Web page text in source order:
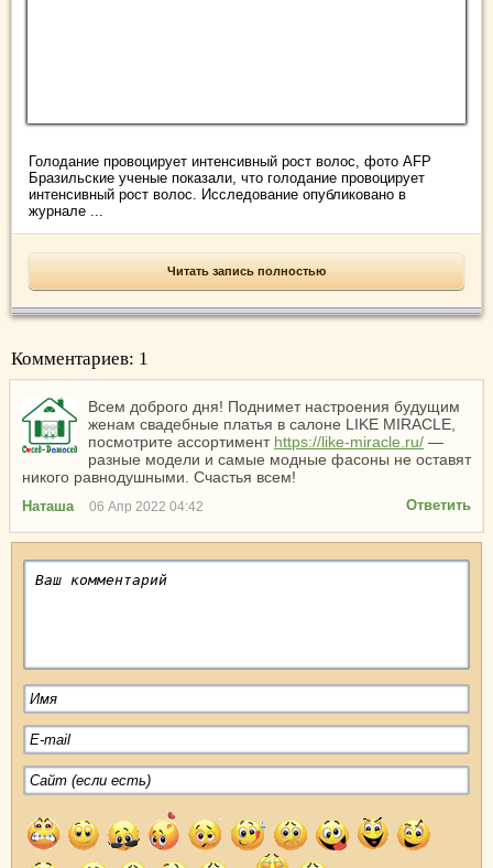
Голодание провоцирует интенсивный рост волос, фото AFP
Бразильские ученые показали, что голодание провоцирует
интенсивный рост волос. Исследование опубликовано в
журнале ...
Читать запись полностью
Комментариев: 1
Всем доброго дня! Поднимет настроения будущим
женам свадебные платья в салоне LIKE MIRACLE,
посмотрите ассортимент https://like-miracle.ru/ —
разные модели и самые модные фасоны не оставят
никого равнодушными. Счастья всем!
Наташа Ответить
06 Апр 2022 04:42